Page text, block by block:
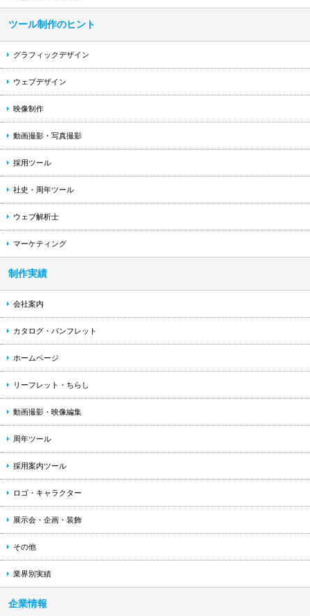
ツール制作のヒント
グラフィックデザイン
ウェブデザイン
映像制作
動画撮影・写真撮影
採用ツール
社史・周年ツール
ウェブ解析士
マーケティング
制作実績
会社案内
カタログ・パンフレット
ホームページ
リーフレット・ちらし
動画撮影・映像編集
周年ツール
採用案内ツール
ロゴ・キャラクター
展示会・企画・装飾
その他
業界別実績
企業情報